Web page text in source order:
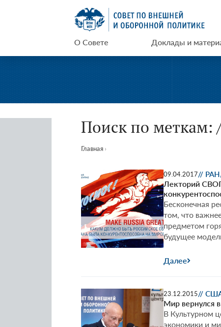
СВОП
О Совете Доклады и
Поиск по
Главная ›
09.04.2017// РАН
Лекторий
Бесконечная
том, что
предметом
будущее
Далее
23.12.2015//
Мир вернулся
В Культурном
экономики и